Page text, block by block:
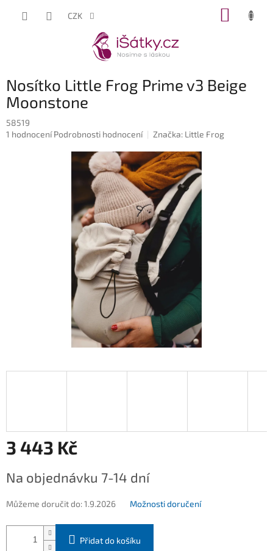
CZK
Nosítko Little Frog Prime v3 Beige
Moonstone
58519
Průměrné
1 hodnocení Podrobnosti hodnocení Značka: Little Frog
3 443 Kč
cena:
Na objednávku 7-14 dní
Můžeme doručit do:1.9.2026 Možnosti doručení
Přidat do košíku